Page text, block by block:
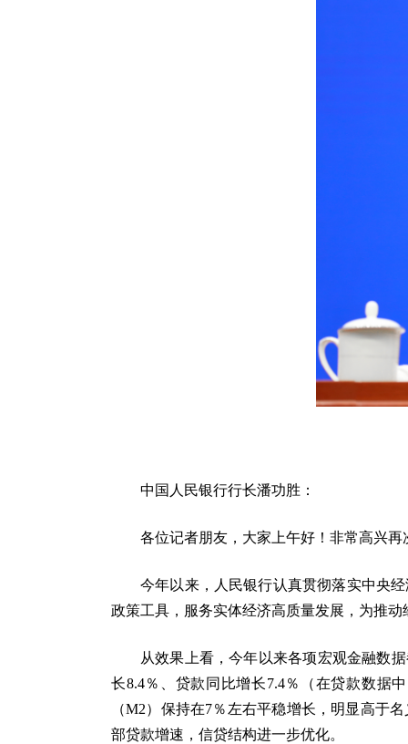
中国人民银行行长潘功胜：
各位记者朋友，大家上午好！非常高兴
今年以来，人民银行认真贯彻落实中央
政策工具，服务实体经济高质量发展，为推
从效果上看，今年以来各项宏观金融数
长8.4％、贷款同比增长7.4％（在贷款数据
（M2）保持在7％左右平稳增长，明显高于
部贷款增速，信贷结构进一步优化。